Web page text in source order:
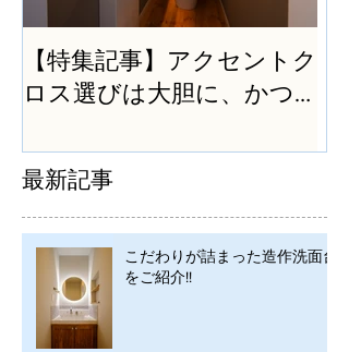
【特集記事】アクセントク
ロス選びは大胆に、かつ
最新記事
こだわりが詰まった造作洗面台
をご紹介!!